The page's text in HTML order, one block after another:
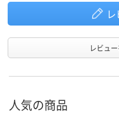
レビュ
人気の商品